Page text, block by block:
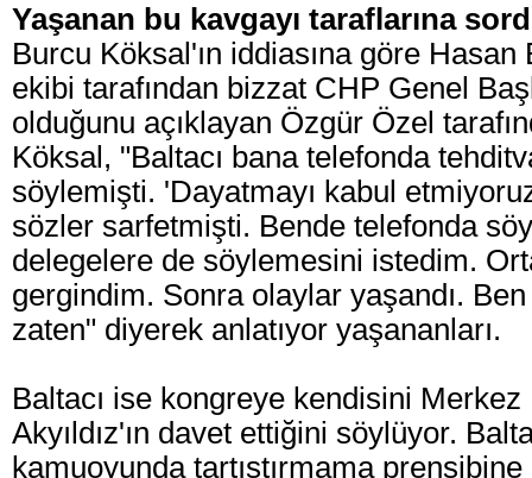
Yaşanan bu kavgayı taraflarına
Burcu Köksal'ın iddiasına göre Hasan
ekibi tarafından bizzat CHP Genel
olduğunu açıklayan Özgür Özel
Köksal, "Baltacı bana telefonda
söylemişti. 'Dayatmayı kabul
sözler sarfetmişti. Bende telefonda
delegelere de söylemesini istedim.
gergindim. Sonra olaylar yaşandı. Ben
zaten" diyerek anlatıyor yaşananları.
Baltacı ise kongreye kendisini Merkez
Akyıldız'ın davet ettiğini söylüyor.
kamuoyunda tartıştırmama